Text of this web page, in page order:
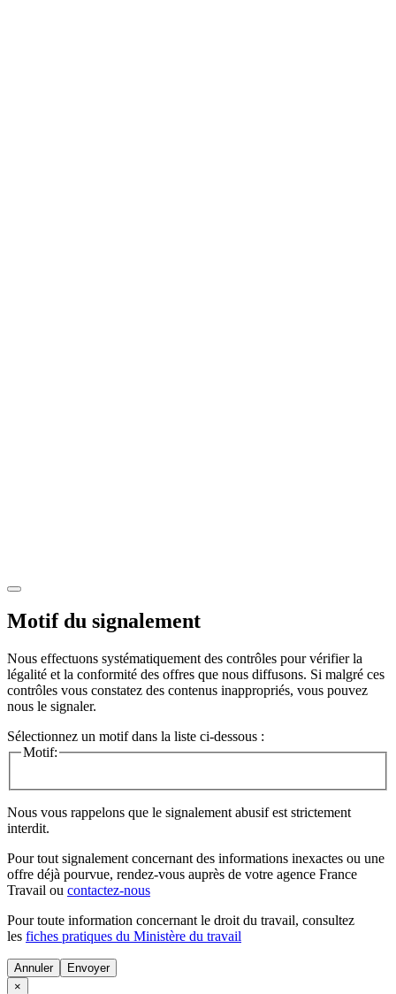
Motif du signalement
Nous effectuons systématiquement des contrôles pour vérifier la
légalité et la conformité des offres que nous diffusons. Si malgré ces
contrôles vous constatez des contenus inappropriés, vous pouvez
nous le signaler.
Sélectionnez un motif dans la liste ci-dessous :
Motif:
Nous vous rappelons que le signalement abusif est strictement
interdit.
Pour tout signalement concernant des informations inexactes ou une
offre déjà pourvue, rendez-vous auprès de votre agence France
Travail ou contactez-nous
Pour toute information concernant le droit du travail, consultez
les fiches pratiques du Ministère du travail
Annuler
×